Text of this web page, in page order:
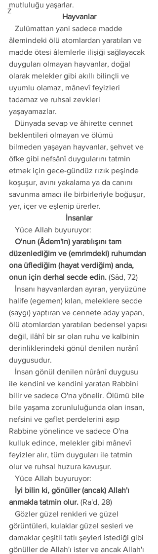
Z
mutluluğu yaşarlar.
Hayvanlar
âlemindeki ölü atomlardan yaratılan ve
madde ötesi âlemlerle ilişiği sağlayacak
duyguları olmayan hayvanlar, doğal
olarak melekler gibi akıllı bilinçli ve
uyumlu olamaz, mânevî feyizleri
tadamaz ve ruhsal zevkleri
yaşayamazlar.
beklentileri olmayan ve ölümü
bilmeden yaşayan hayvanlar, şehvet ve
öfke gibi nefsânî duygularını tatmin
etmek için gece-gündüz rızık peşinde
koşuşur, avını yakalama ya da canını
savunma amacı ile birbirleriyle boğuşur,
yer, içer ve eşlenip ürerler.
İnsanlar
   Yüce Allah buyuruyor:
düzenlediğim ve (emrimdeki) ruhumdan
ona üflediğim (hayat verdiğim) anda,
onun için derhal secde edin. (Sâd, 72)
halife (egemen) kılan, meleklere secde
(saygı) yaptıran ve cennete aday yapan,
ölü atomlardan yaratılan bedensel yapısı
değil, ilâhî bir sır olan ruhu ve kalbinin
derinliklerindeki gönül denilen nurânî
duygusudur.
ile kendini ve kendini yaratan Rabbini
bilir ve sadece O'na yönelir. Ölümü bile
bile yaşama zorunluluğunda olan insan,
nefsini ve gaflet perdelerini aşıp
Rabbine yönelince ve sadece O'na
kulluk edince, melekler gibi mânevî
feyizler alır, tüm duyguları ile tatmin
olur ve ruhsal huzura kavuşur.
   Yüce Allah buyuruyor:
anmakla tatmin olur. (Ra'd, 28)
görüntüleri, kulaklar güzel sesleri ve
damaklar çeşitli tatlı şeyleri istediği gibi
gönüller de Allah'ı ister ve ancak Allah'ı